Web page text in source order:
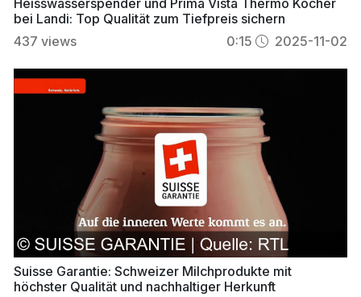
Heisswasserspender und Prima Vista Thermo Kocher
bei Landi: Top Qualität zum Tiefpreis sichern
437 views 0:15 2025-11-02
Suisse Garantie: Schweizer Milchprodukte mit
höchster Qualität und nachhaltiger Herkunft